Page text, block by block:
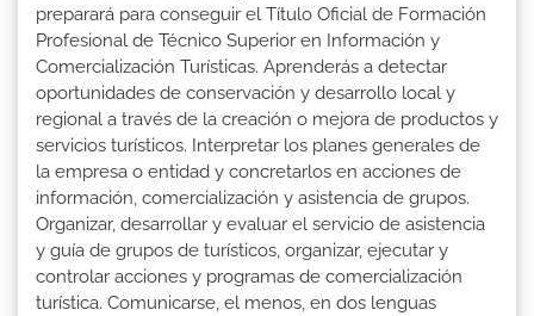
preparará para conseguir el Título Oficial de Formación
Profesional de Técnico Superior en Información y
Comercialización Turísticas. Aprenderás a detectar
oportunidades de conservación y desarrollo local y
regional a través de la creación o mejora de productos y
servicios turísticos. Interpretar los planes generales de
la empresa o entidad y concretarlos en acciones de
información, comercialización y asistencia de grupos.
Organizar, desarrollar y evaluar el servicio de asistencia
y guía de grupos de turísticos, organizar, ejecutar y
controlar acciones y programas de comercialización
turística. Comunicarse, el menos, en dos lenguas